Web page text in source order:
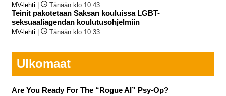
MV-lehti Tänään klo 10:43
Teinit pakotetaan Saksan kouluissa LGBT-
seksuaaliagendan koulutusohjelmiin
MV-lehti Tänään klo 10:33
Ulkomaat
Are You Ready For The “Rogue AI” Psy-Op?